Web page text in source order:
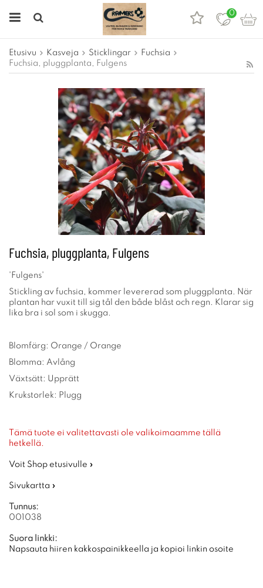
0
Etusivu Kasveja Sticklingar
Fuchsia
Fuchsia, pluggplanta, Fulgens
Fuchsia, pluggplanta, Fulgens
'Fulgens'
Stickling av fuchsia, kommer levererad som pluggplanta. När
plantan har vuxit till sig tål den både blåst och regn. Klarar sig
lika bra i sol som i skugga.
Blomfärg: Orange / Orange
Blomma: Avlång
Växtsätt: Upprätt
Krukstorlek: Plugg
Tämä tuote ei valitettavasti ole valikoimaamme tällä
hetkellä.
Voit Shop etusivulle »
Sivukartta »
Tunnus:
001038
Suora linkki:
Napsauta hiiren kakkospainikkeella ja kopioi linkin osoite